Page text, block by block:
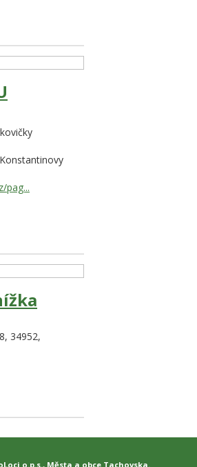
Konstantinovy
pag...
34952,
o.p.s., Města a obce Tachovska.